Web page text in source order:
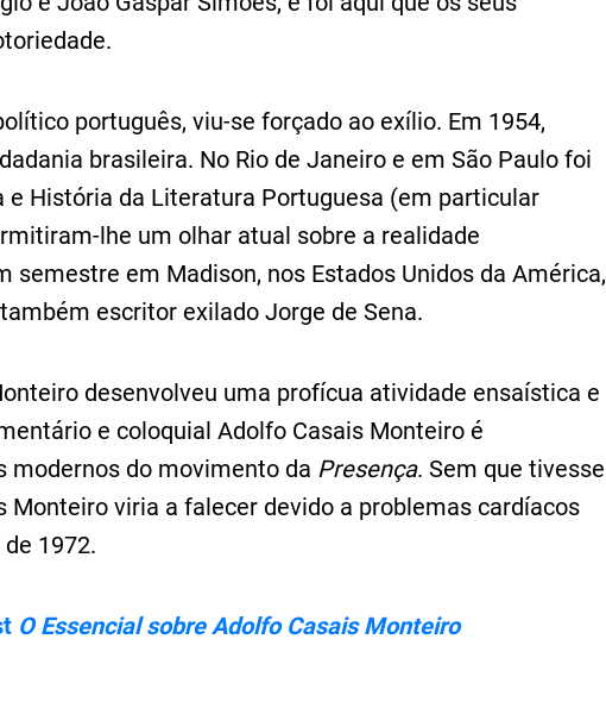
português, viu-se forçado ao exílio. Em 1954,
brasileira. No Rio de Janeiro e em São Paulo foi
e História da Literatura Portuguesa (em particular
lhe um olhar atual sobre a realidade
semestre em Madison, nos Estados Unidos da América,
escritor exilado Jorge de Sena.
desenvolveu uma profícua atividade ensaística e
e coloquial Adolfo Casais Monteiro é
modernos do movimento da Presença. Sem que tivesse
Monteiro viria a falecer devido a problemas cardíacos
1972.
O Essencial sobre Adolfo Casais Monteiro